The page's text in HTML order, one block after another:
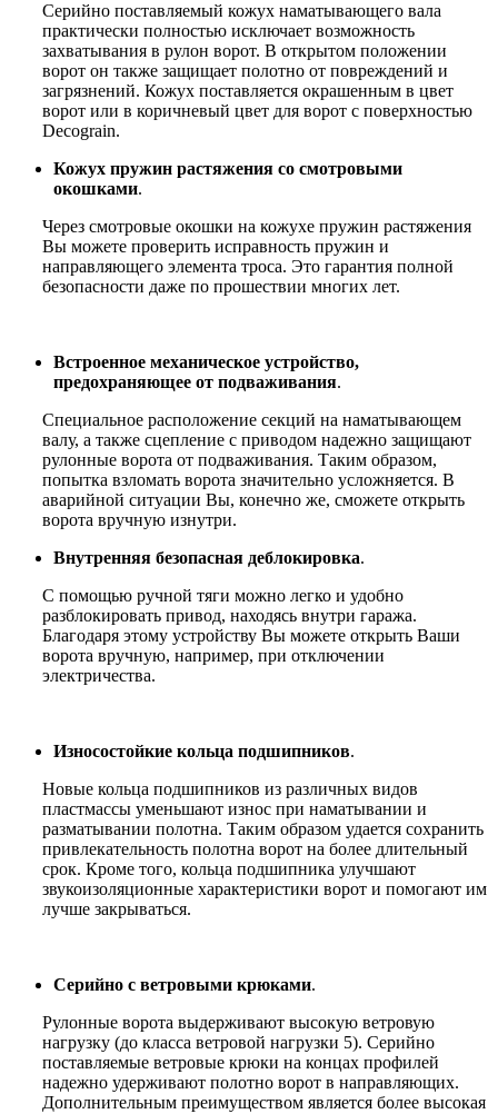
Серийно поставляемый кожух наматывающего вала
практически полностью исключает возможность
захватывания в рулон ворот. В открытом положении
ворот он также защищает полотно от повреждений и
загрязнений. Кожух поставляется окрашенным в цвет
ворот или в коричневый цвет для ворот с поверхностью
Decograin.
Кожух пружин растяжения со смотровыми
окошками.
Через смотровые окошки на кожухе пружин растяжения
Вы можете проверить исправность пружин и
направляющего элемента троса. Это гарантия полной
безопасности даже по прошествии многих лет.
Встроенное механическое устройство,
предохраняющее от подваживания.
Специальное расположение секций на наматывающем
валу, а также сцепление с приводом надежно защищают
рулонные ворота от подваживания. Таким образом,
попытка взломать ворота значительно усложняется. В
аварийной ситуации Вы, конечно же, сможете открыть
ворота вручную изнутри.
Внутренняя безопасная деблокировка.
С помощью ручной тяги можно легко и удобно
разблокировать привод, находясь внутри гаража.
Благодаря этому устройству Вы можете открыть Ваши
ворота вручную, например, при отключении
электричества.
Износостойкие кольца подшипников.
Новые кольца подшипников из различных видов
пластмассы уменьшают износ при наматывании и
разматывании полотна. Таким образом удается сохранить
привлекательность полотна ворот на более длительный
срок. Кроме того, кольца подшипника улучшают
звукоизоляционные характеристики ворот и помогают им
лучше закрываться.
Серийно с ветровыми крюками.
Рулонные ворота выдерживают высокую ветровую
нагрузку (до класса ветровой нагрузки 5). Серийно
поставляемые ветровые крюки на концах профилей
надежно удерживают полотно ворот в направляющих.
Дополнительным преимуществом является более высокая